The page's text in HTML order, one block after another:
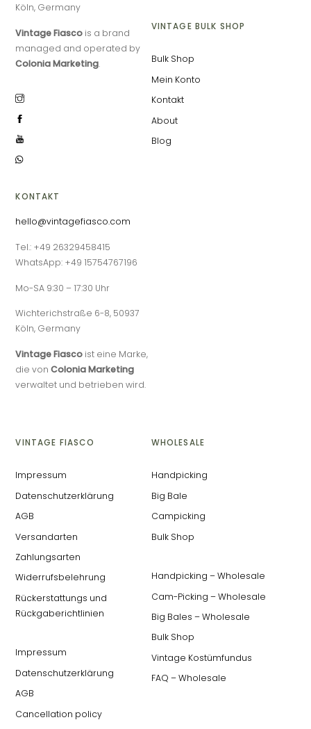
Köln, Germany
Vintage Fiasco is a brand
managed and operated by
Colonia Marketing.
KONTAKT
hello@vintagefiasco.com
Tel.: +49 26329458415
WhatsApp: +49 15754767196
Mo-SA 9:30 – 17:30 Uhr
Wichterichstraße 6-8, 50937
Köln, Germany
Vintage Fiasco ist eine Marke,
die vonColonia Marketing
verwaltet und betrieben wird.
VINTAGE BULK SHOP
Bulk Shop
Mein Konto
Kontakt
About
Blog
VINTAGE FIASCO
Impressum
Datenschutzerklärung
AGB
Versandarten
Zahlungsarten
Widerrufsbelehrung
Rückerstattungs und
Rückgaberichtlinien
Impressum
Datenschutzerklärung
AGB
Cancellation policy
WHOLESALE
Handpicking
Big Bale
Campicking
Bulk Shop
Handpicking – Wholesale
Cam-Picking – Wholesale
Big Bales – Wholesale
Bulk Shop
Vintage Kostümfundus
FAQ – Wholesale